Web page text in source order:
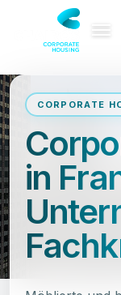
CORPORATE
in